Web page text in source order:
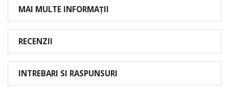
MAI MULTE INFORMAȚII
RECENZII
INTREBARI SI RASPUNSURI